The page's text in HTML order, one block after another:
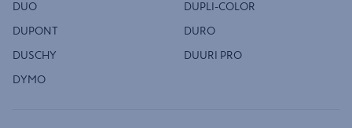
DUO DUPLI-COLOR
DUPONT DURO
DUSCHY DUURI PRO
DYMO